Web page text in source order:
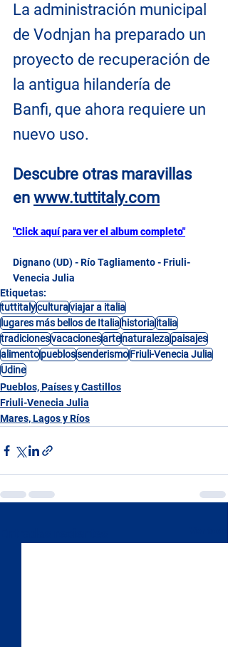
La administración municipal
de Vodnjan ha preparado un
proyecto de recuperación de
la antigua hilandería de
Banfi, que ahora requiere un
nuevo uso.
Descubre otras maravillas
en www.tuttitaly.com
"Click aquí para ver el album completo"
Dignano (UD) - Río Tagliamento - Friuli-
Venecia Julia
Etiquetas:
tuttitalyculturaviajar a italia
lugares más bellos de Italiahistoriaitalia
tradicionesvacacionesartenaturalezapaisajes
alimentopueblossenderismoFriuli-Venecia Julia
Udine
Pueblos, Países y Castillos
Friuli-Venecia Julia
Mares, Lagos y Ríos